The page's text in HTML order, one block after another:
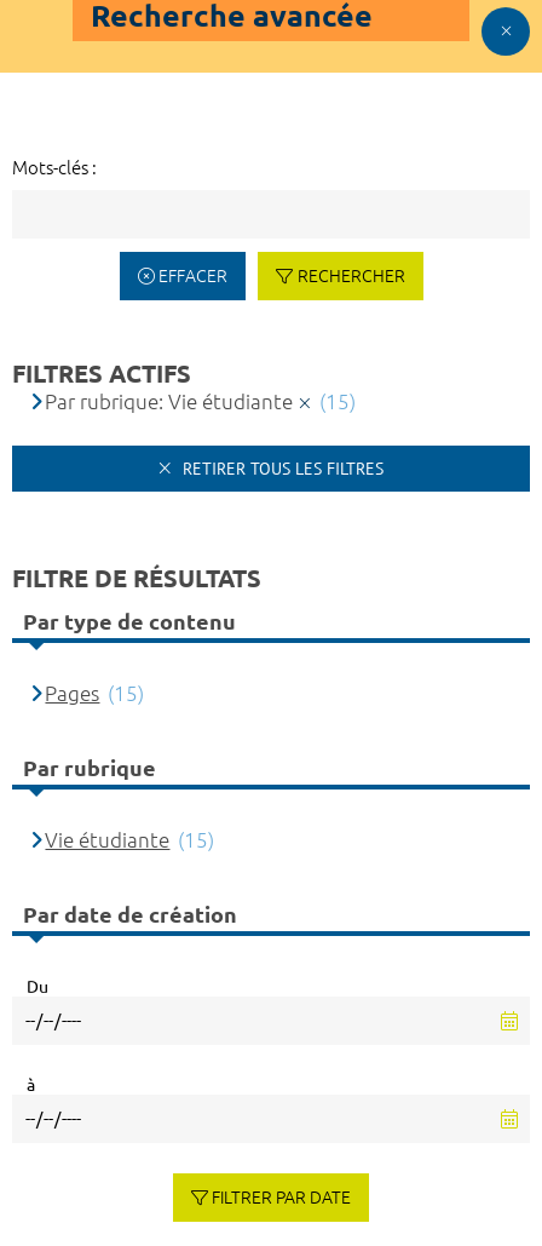
Recherche avancée
Mots-clés :
EFFACER RECHERCHER
FILTRES ACTIFS
Par rubrique: Vie étudiante (15)
RETIRER TOUS LES FILTRES
FILTRE DE RÉSULTATS
Par type de contenu
Pages (15)
Par rubrique
Vie étudiante (15)
Par date de création
Du
à
FILTRER PAR DATE